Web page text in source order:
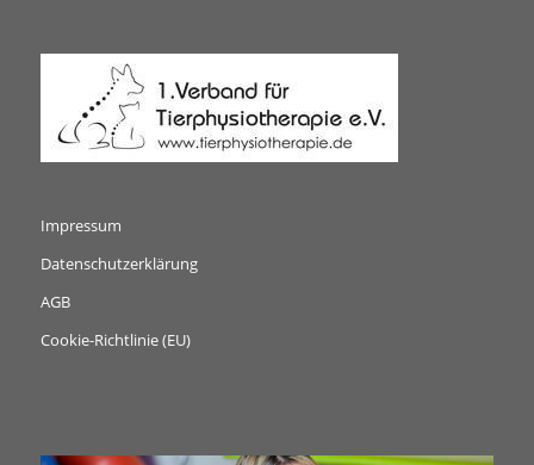
Impressum
Datenschutzerklärung
AGB
Cookie-Richtlinie (EU)